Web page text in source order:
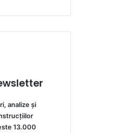
analize și
13.000